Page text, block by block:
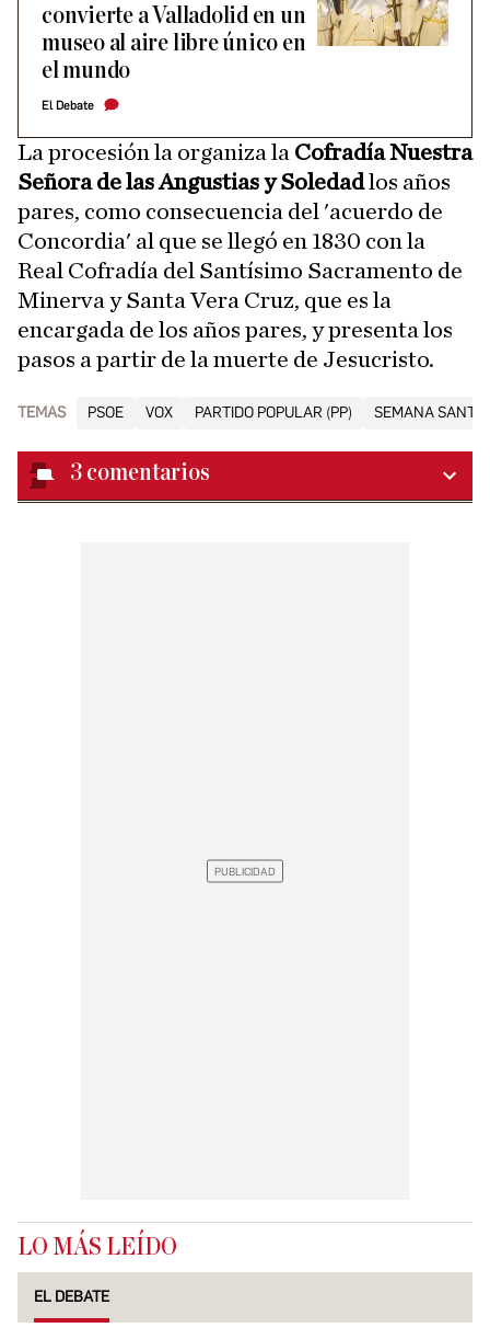
convierte a Valladolid en un
museo al aire libre único en
el mundo
El Debate
La procesión la organiza la Cofradía Nuestra
Señora de las Angustias y Soledadlos años
pares, como consecuencia del 'acuerdo de
Concordia' al que se llegó en 1830 con la
Real Cofradía del Santísimo Sacramento de
Minerva y Santa Vera Cruz, que es la
encargada de los años pares, y presenta los
pasos a partir de la muerte de Jesucristo.
TEMAS PSOE VOX PARTIDO POPULAR (PP) SEMANA SANTA
3 comentarios
LO MÁS LEÍDO
EL DEBATE